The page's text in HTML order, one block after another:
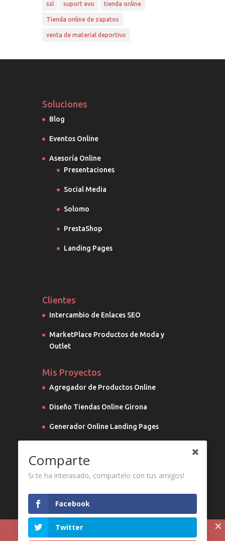
ssl suport evo tienda online
Tienda online de zapatos
venta de material deportivo
Soluciones
Blog
Eventos Online
Asesoría Online
Presentaciones
Social Media
Solomo
PrestaShop
Landing Pages
Clientes
Intercambio de Enlaces SEO
MarketPlace Productos de Moda y
Outlet
Mis Proyectos
Agregador de Productos Online
Diseño Tiendas Online Girona
Generador Online Landing Pages
Comparte
Si te ha interasado, compartelo con tus amigos!
Facebook
Twitter